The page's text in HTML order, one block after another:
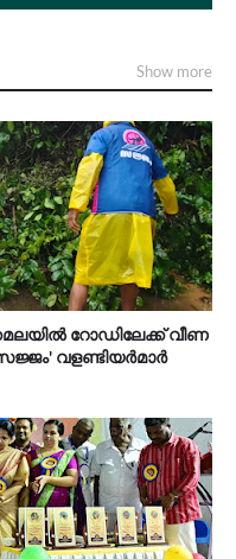
Show more
റോഡിലേക്ക് വീണ
'സജ്ജം' വളണ്ടിയർമാർ